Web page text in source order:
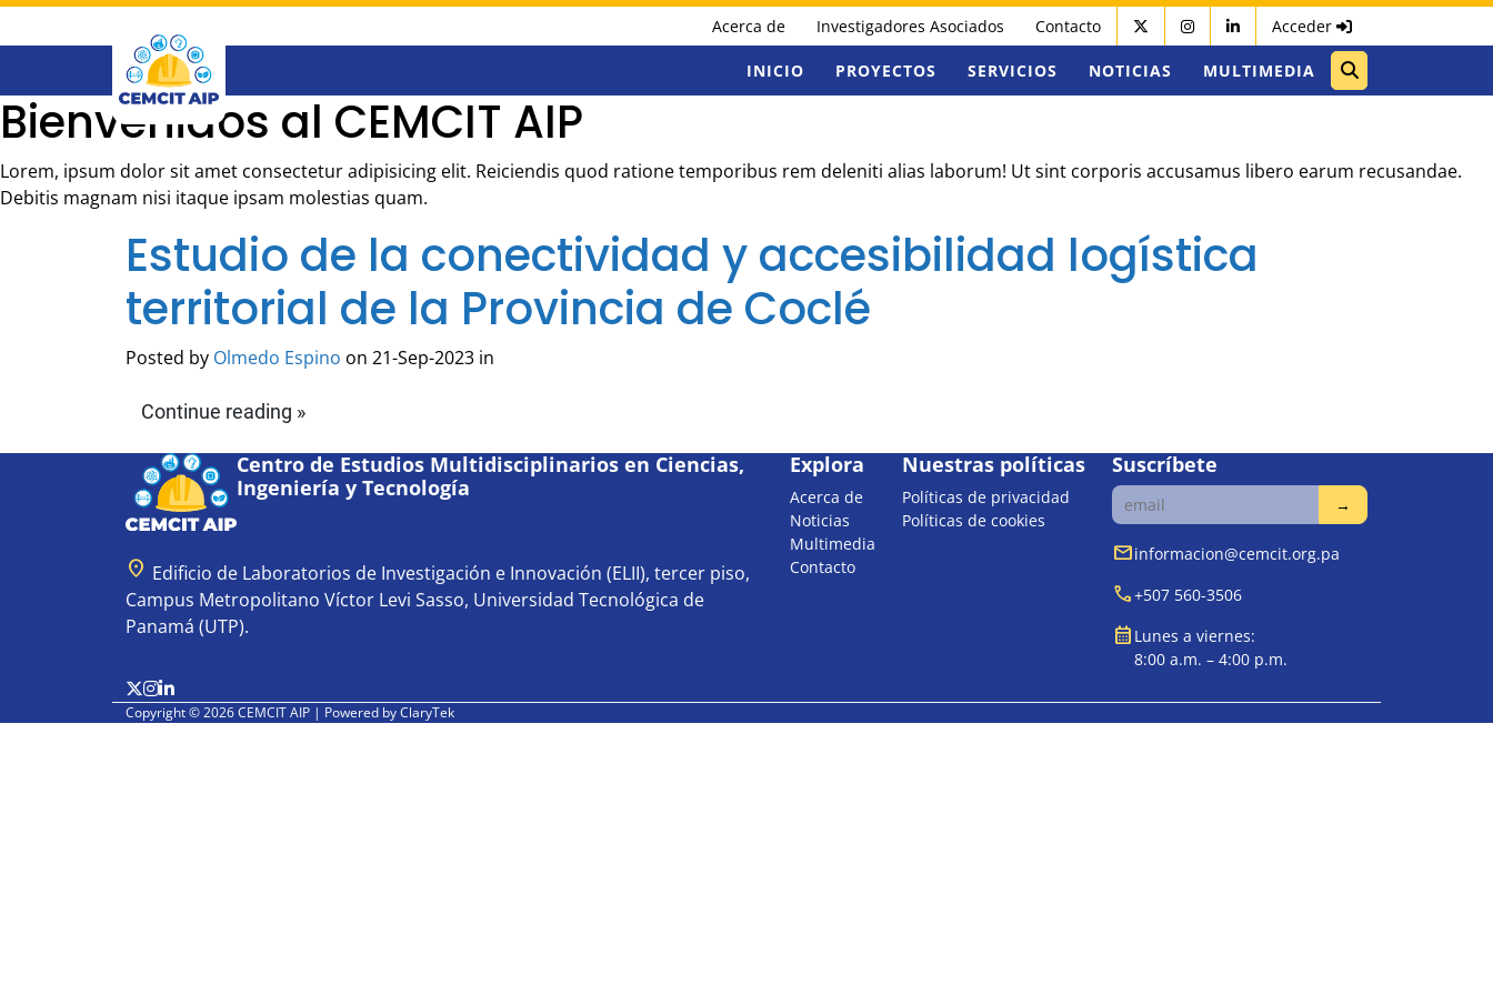
Saltar
principal
Acerca de Investigadores Asociados Contacto Acceder
INICIO PROYECTOS SERVICIOS NOTICIAS MULTIMEDIA
Bienvenidos al CEMCIT AIP
Lorem, ipsum dolor sit amet consectetur adipisicing elit. Reiciendis quod ratione temporibus rem deleniti alias laborum! Ut sint corporis accusamus libero earum recusandae.
Debitis magnam nisi itaque ipsam molestias quam.
Estudio de la conectividad y accesibilidad logística
territorial de la Provincia de Coclé
Posted by Olmedo Espino on 21-Sep-2023 in
Continue reading »
Centro de Estudios Multidisciplinarios en Ciencias,
Ingeniería y Tecnología
location_on Edificio de Laboratorios de Investigación e Innovación (ELII), tercer piso,
Campus Metropolitano Víctor Levi Sasso, Universidad Tecnológica de
Panamá (UTP).
Explora
Acerca de
Noticias
Multimedia
Contacto
Nuestras políticas
Políticas de privacidad
Políticas de cookies
Suscríbete
mailinformacion@cemcit.org.pa
call+507 560-3506
calendar_month Lunes a viernes:
8:00 a.m. – 4:00 p.m.
Copyright © 2026 CEMCIT AIP | Powered byClaryTek